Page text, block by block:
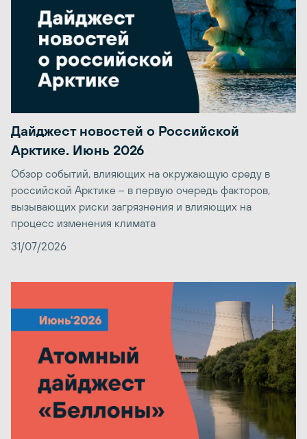
Дайджест новостей о Российской
Арктике. Июнь 2026
Обзор событий, влияющих на окружающую среду в
российской Арктике – в первую очередь факторов,
вызывающих риски загрязнения и влияющих на
процесс изменения климата
31/07/2026